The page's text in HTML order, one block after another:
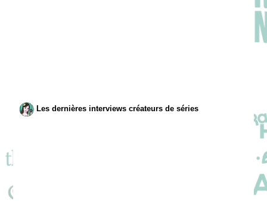
Les dernières interviews créateurs de séries